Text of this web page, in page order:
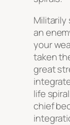
Militarily
an
your
taken
great
life
chief